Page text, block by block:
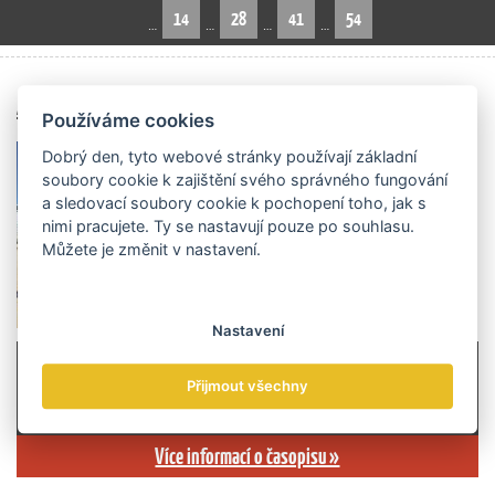
… 14 … 28 … 41 … 54
Archiv čísel
Více informací o časopisu »
Používáme cookies
Dobrý den, tyto webové stránky používají základní
soubory cookie k zajištění svého správného fungování
a sledovací soubory cookie k pochopení toho, jak s
nimi pracujete. Ty se nastavují pouze po souhlasu.
Můžete je změnit v nastavení.
Nastavení
Přijmout všechny